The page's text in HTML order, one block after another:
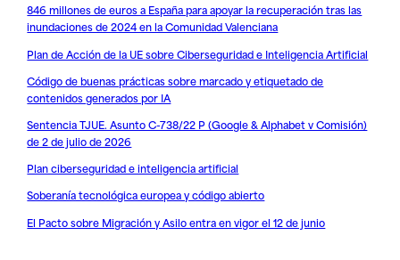
846 millones de euros a España para apoyar la recuperación tras las
inundaciones de 2024 en la Comunidad Valenciana
Plan de Acción de la UE sobre Ciberseguridad e Inteligencia Artificial
Código de buenas prácticas sobre marcado y etiquetado de
contenidos generados por IA
Sentencia TJUE. Asunto C-738/22 P (Google & Alphabet v Comisión)
de 2 de julio de 2026
Plan ciberseguridad e inteligencia artificial
Soberanía tecnológica europea y código abierto
El Pacto sobre Migración y Asilo entra en vigor el 12 de junio